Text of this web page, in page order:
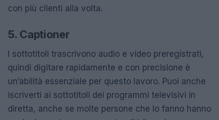
con più clienti alla volta.
5. Captioner
I sottotitoli trascrivono audio e video preregistrati,
quindi digitare rapidamente e con precisione è
un’abilità essenziale per questo lavoro. Puoi anche
iscriverti ai sottotitoli dei programmi televisivi in ​​
diretta, anche se molte persone che lo fanno hanno